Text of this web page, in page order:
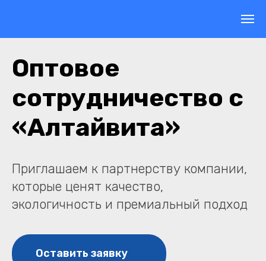
Оптовое
сотрудничество с
«Алтайвита»
Приглашаем к партнерству компании,
которые ценят качество,
экологичность и премиальный подход
Оставить заявку